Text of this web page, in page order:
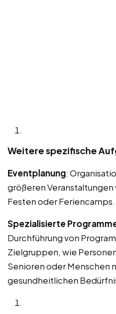
Weitere spezifische
Eventplanung:
größeren
Festen oder Feriencamps.
Spezialisierte
Durchführung von
Zielgruppen, wie
Senioren oder Menschen
gesundheitlichen